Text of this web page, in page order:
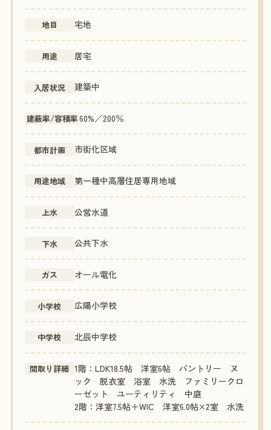
地目 宅地
用途 居宅
入居状況 建築中
建蔽率/容積率60%／200％
都市計画 市街化区域
用途地域 第一種中高層住居専用地域
上水 公営水道
下水 公共下水
ガス オール電化
小学校 広陽小学校
中学校 北辰中学校
間取り詳細 1階：LDK18.5帖 洋室6帖 パントリー ヌ
ック 脱衣室 浴室 水洗 ファミリークロ
ーゼット ユーティリティ 中庭
2階：洋室7.5帖＋WIC 洋室6.0帖×2室 水洗